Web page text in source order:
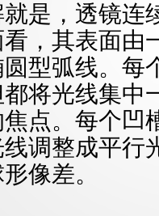
，透镜连续
，其表面由
型弧线。每
将光线集中
点。每个凹
调整成平行
像差。